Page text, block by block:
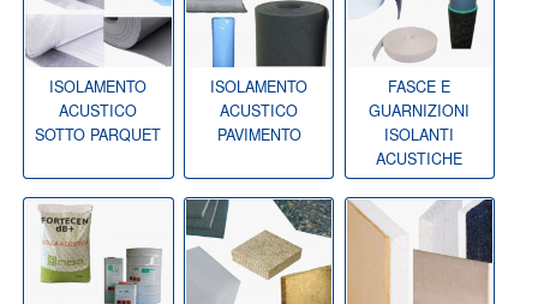
ISOLAMENTO
ACUSTICO
SOTTO PARQUET
ISOLAMENTO
ACUSTICO
PAVIMENTO
FASCE E
GUARNIZIONI
ISOLANTI
ACUSTICHE